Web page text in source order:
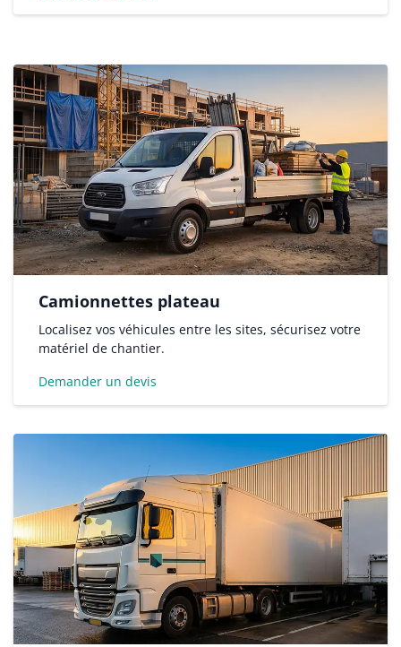
Camionnettes plateau
Localisez vos véhicules entre les sites, sécurisez votre
matériel de chantier.
Demander un devis